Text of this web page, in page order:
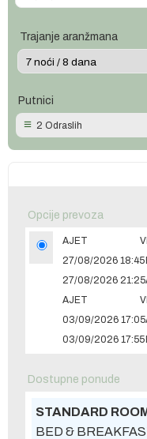
Trajanje aranžmana
Putnici
2 Odraslih
Opcije prevoza
AJET
27/08/2026 18:45
27/08/2026 21:25
AJET
03/09/2026 17:05
03/09/2026 17:55
Dostupne ponude
STANDARD
BED &